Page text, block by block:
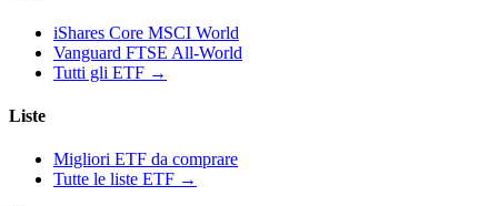
iShares Core MSCI World
Vanguard FTSE All-World
Tutti gli ETF →
Liste
Migliori ETF da comprare
Tutte le liste ETF →